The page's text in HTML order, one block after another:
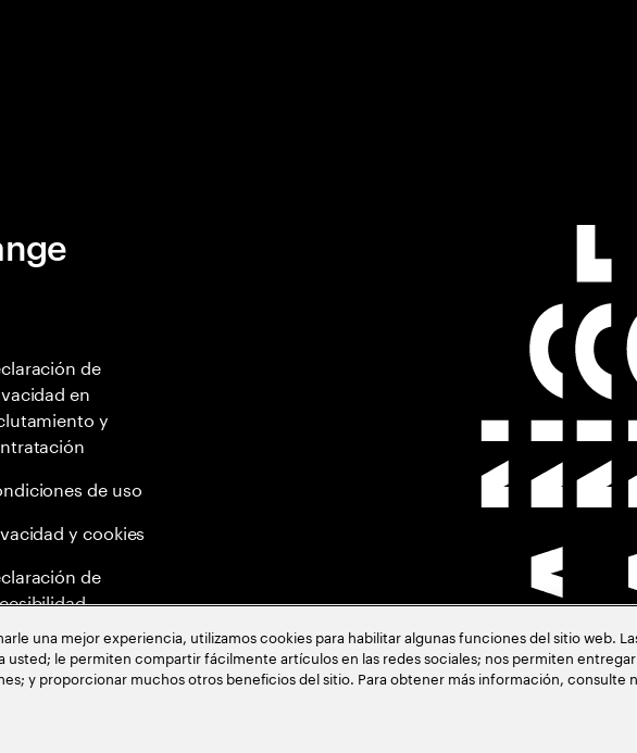
de
en
y
de uso
y cookies
de
del Sitio
Global
una mejor experiencia, utilizamos cookies para habilitar algunas funciones del sitio web.
usted; le permiten compartir fácilmente artículos en las redes sociales; nos permiten
y proporcionar muchos otros beneficios del sitio. Para obtener más información, consulte